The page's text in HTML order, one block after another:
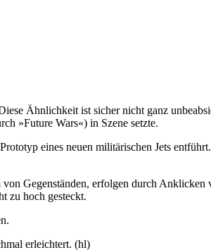
Ähnlichkeit ist sicher nicht ganz
»Future Wars«) in Szene setzte.
eines neuen militärischen Jets
Gegenständen, erfolgen durch Anklicken
zu hoch gesteckt.
erleichtert. (hl)